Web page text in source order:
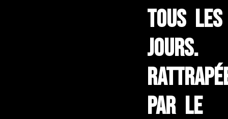
tous les
jours.
par le